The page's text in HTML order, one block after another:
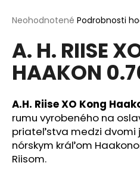
Priemerné
produktu
je
0,0
hviezdičiek.
Neohodnotené Podrobnosti
A. H. RIISE
HAAKON
A.H. Riise XO Kong
rumu vyrobeného na
priateľstva medzi dvomi
nórskym kráľom
Riisom.
O
d
o
r
ú
č
a
m